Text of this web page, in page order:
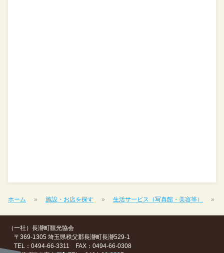
ホーム 施設・お店を探す 生活サービス（写真館・美容等）
（一社）長瀞町観光協会
〒369-1305 埼玉県秩父郡長瀞町長瀞529-1
TEL：0494-66-3311 FAX：0494-66-0308